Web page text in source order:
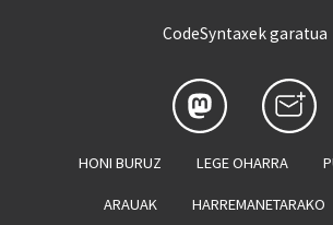
CodeSyntaxek garatua
HONI BURUZ LEGE OHARRA
ARAUAK HARREMANETARAKO